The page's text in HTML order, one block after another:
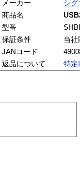
メーカー
シグ
商品名
型番
保証条件
当社
JANコード
返品について
特定